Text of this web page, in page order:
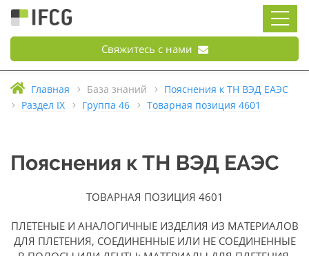
Свяжитесь с нами
Главная База знаний
Пояснения к ТН ВЭД ЕАЭС
Раздел IX
Группа 46 Товарная позиция 4601
Пояснения к ТН ВЭД ЕАЭС
ТОВАРНАЯ ПОЗИЦИЯ 4601
ПЛЕТЕНЫЕ И АНАЛОГИЧНЫЕ ИЗДЕЛИЯ ИЗ МАТЕРИАЛОВ
ДЛЯ ПЛЕТЕНИЯ, СОЕДИНЕННЫЕ ИЛИ НЕ СОЕДИНЕННЫЕ